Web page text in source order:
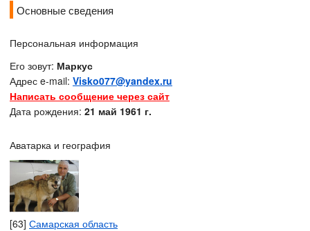
Основные сведения
Персональная информация
Его зовут: Маркус
Адрес e-mail: Visko077@yandex.ru
Написать сообщение через сайт
Дата рождения: 21 май 1961 г.
Аватарка и география
[63] Самарская область